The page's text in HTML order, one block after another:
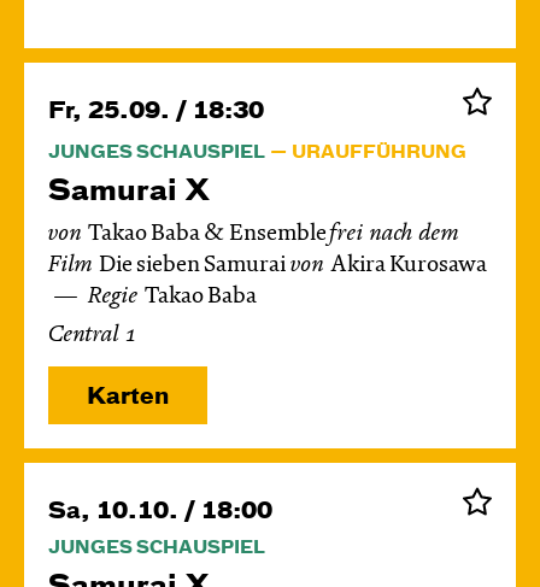
Fr, 25.09. / 18:30
JUNGES SCHAUSPIEL URAUFFÜHRUNG
Samurai X
von Takao Baba & Ensemblefrei nach dem
Film Die sieben Samurai von Akira Kurosawa
Regie Takao Baba
Central 1
Karten
Sa, 10.10. / 18:00
JUNGES SCHAUSPIEL